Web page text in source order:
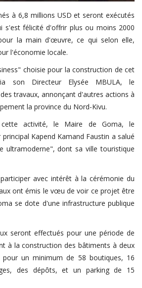
à 6,8 millions USD et seront exécutés
s'est félicité d'offrir plus ou moins 2000
la main d'œuvre, ce qui selon elle,
l'économie locale.
choisie pour la construction de cet
son Directeur Elysée MBULA, le
travaux, annonçant d'autres actions à
la province du Nord-Kivu.
activité, le Maire de Goma, le
Kapend Kamand Faustin a salué
ultramoderne", dont sa ville touristique
avec intérêt à la cérémonie du
ont émis le vœu de voir ce projet être
se dote d'une infrastructure publique
seront effectués pour une période de
à la construction des bâtiments à deux
pour un minimum de 58 boutiques, 16
des dépôts, et un parking de 15